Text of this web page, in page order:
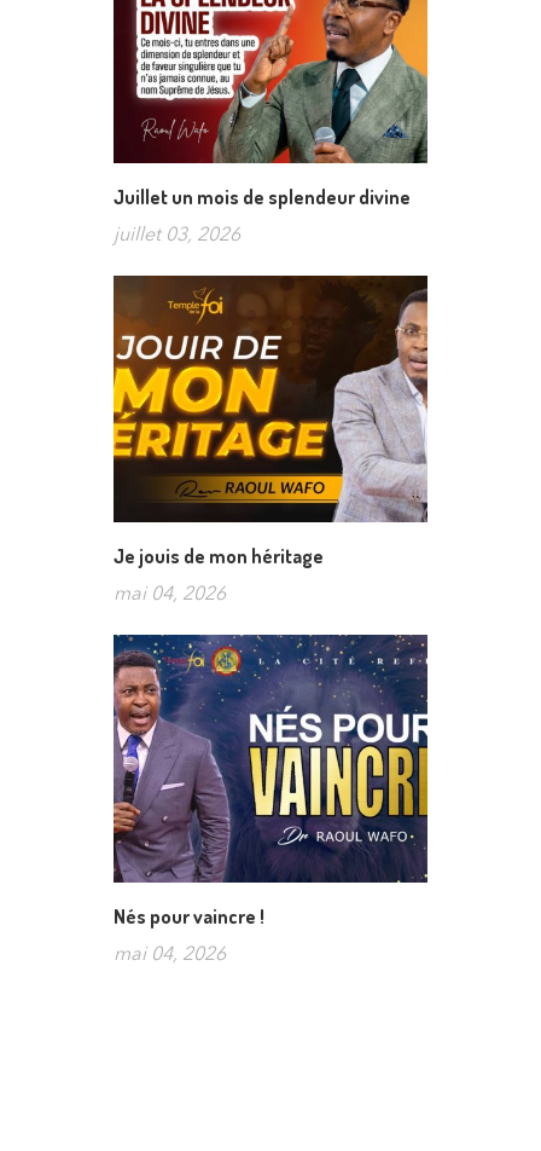
Juillet un mois de splendeur divine
juillet 03, 2026
Je jouis de mon héritage
mai 04, 2026
Nés pour vaincre !
mai 04, 2026